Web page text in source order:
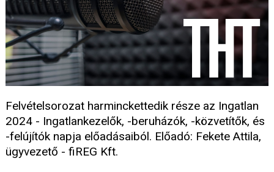
Felvételsorozat harminckettedik része az Ingatlan
2024 - Ingatlankezelők, -beruházók, -közvetítők, és
-felújítók napja előadásaiból. Előadó: Fekete Attila,
ügyvezető - fiREG Kft.